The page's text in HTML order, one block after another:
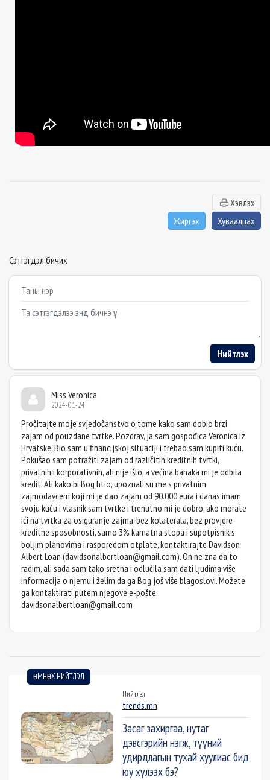
Хэвлэх
Жиргэх
Хуваалцах
Сэтгэгдэл бичих
Example textarea
Нийтлэх
Miss Veronica
2024-01-24
Pročitajte moje svjedočanstvo o tome kako sam dobio brzi
zajam od pouzdane tvrtke. Pozdrav, ja sam gospođica Veronica iz
Hrvatske. Bio sam u financijskoj situaciji i trebao sam kupiti kuću.
Pokušao sam potražiti zajam od različitih kreditnih tvrtki,
privatnih i korporativnih, ali nije išlo, a većina banaka mi je odbila
kredit. Ali kako bi Bog htio, upoznali su me s privatnim
zajmodavcem koji mi je dao zajam od 90.000 eura i danas imam
svoju kuću i vlasnik sam tvrtke i trenutno mi je dobro, ako morate
ići na tvrtka za osiguranje zajma. bez kolaterala, bez provjere
kreditne sposobnosti, samo 3% kamatna stopa i supotpisnik s
boljim planovima i rasporedom otplate, kontaktirajte Davidson
Albert Loan (davidsonalbertloan@gmail.com). On ne zna da to
radim, ali sada sam tako sretna i odlučila sam dati ljudima više
informacija o njemu i želim da ga Bog još više blagoslovi. Možete
ga kontaktirati putem njegove e-pošte.
davidsonalbertloan@gmail.com
ӨМНӨХ НИЙТЛЭЛ
Нийтлэл
trends.mn
Засаг захиргаа, нутаг
дэвсгэрийн нэгж, түүний
удирдлагын тухай хуулиас бид
юу хүлээх бэ?